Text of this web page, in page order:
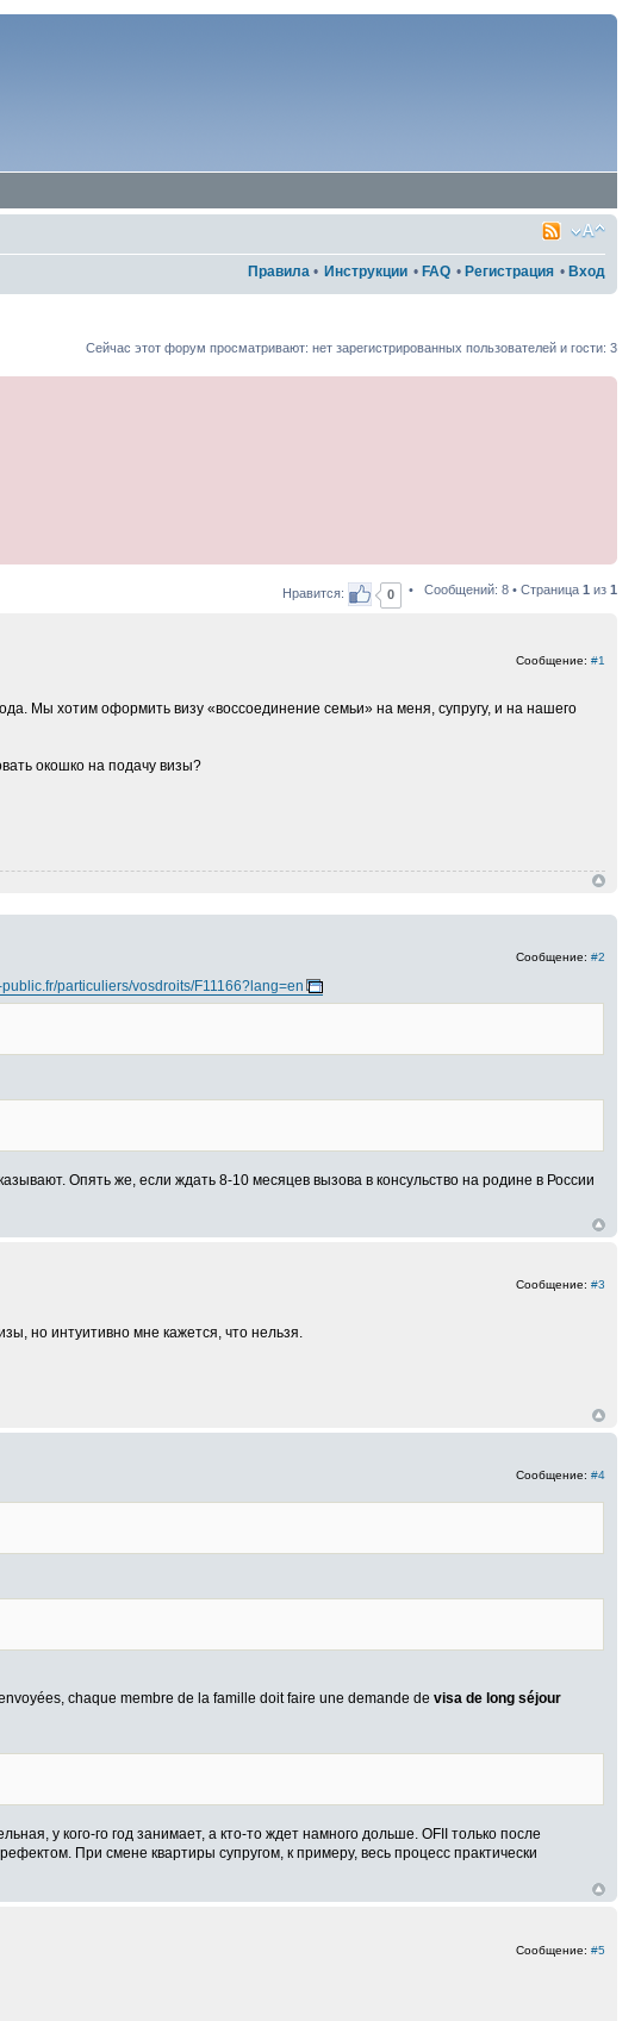
Правила • Инструкции • FAQ • Регистрация • Вход
Сейчас этот форум просматривают: нет зарегистрированных пользователей и гости: 3
Нравится: 0 • Сообщений: 8 • Страница 1 из 1
Сообщение: #1
Мы хотим оформить визу «воссоединение семьи» на меня, супругу, и на нашего
окошко на подачу визы?
Сообщение: #2
public.fr/particuliers/vosdroits/F11166?lang=en
Опять же, если ждать 8-10 месяцев вызова в консульство на родине в России
Сообщение: #3
но интуитивно мне кажется, что нельзя.
Сообщение: #4
chaque membre de la famille doit faire une demande devisa de long séjour
у кого-го год занимает, а кто-то ждет намного дольше. OFII только после
При смене квартиры супругом, к примеру, весь процесс практически
Сообщение: #5